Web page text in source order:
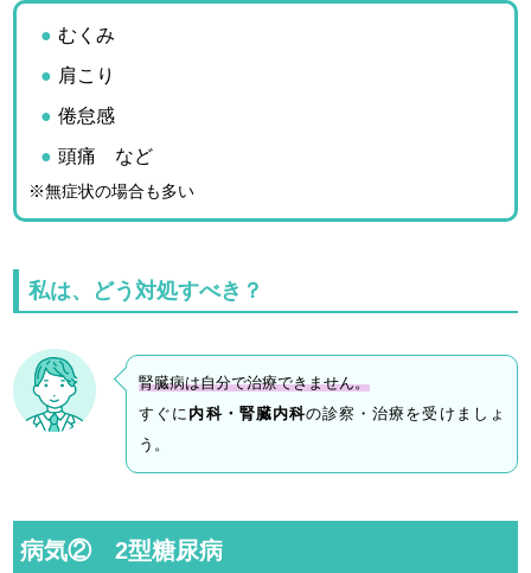
むくみ
肩こり
倦怠感
頭痛 など
※無症状の場合も多い
私は、どう対処すべき？
腎臓病は自分で治療できません。
すぐに 内科・腎臓内科の診察・治療を受けましょ
う。
病気② 2型糖尿病